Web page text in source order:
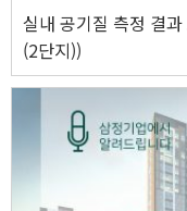
실내 공기질 측정 결
(2단지))